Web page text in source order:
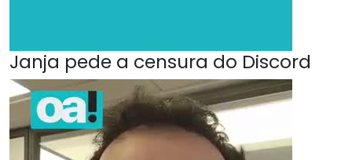
Janja pede a censura do Discord